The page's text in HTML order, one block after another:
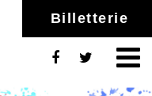
Billetterie